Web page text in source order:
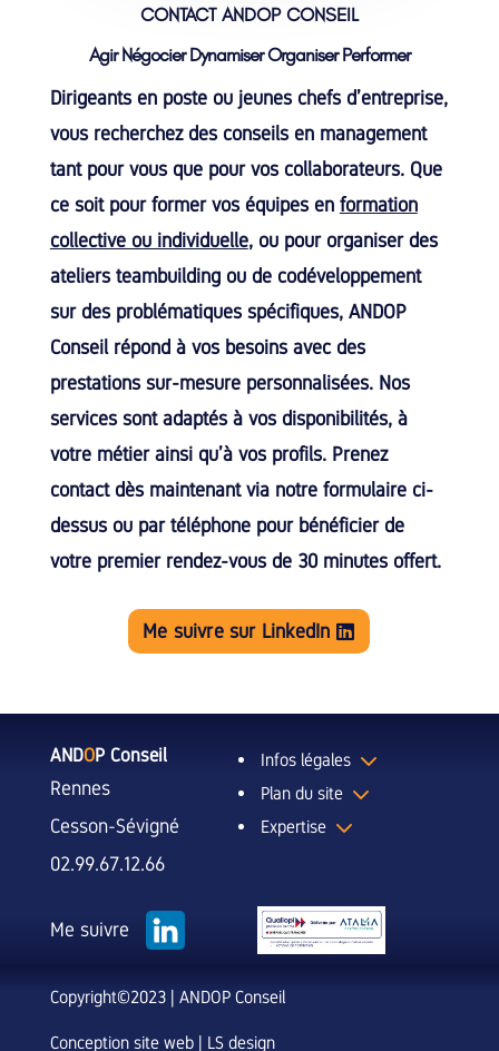
CONTACT ANDOP CONSEIL
Agir Négocier Dynamiser Organiser Performer
Dirigeants en poste ou jeunes chefs d’entreprise,
vous recherchez des conseils en management
tant pour vous que pour vos collaborateurs. Que
ce soit pour former vos équipes en formation
collective ou individuelle, ou pour organiser des
ateliers teambuilding ou de codéveloppement
sur des problématiques spécifiques, ANDOP
Conseil répond à vos besoins avec des
prestations sur-mesure personnalisées. Nos
services sont adaptés à vos disponibilités, à
votre métier ainsi qu’à vos profils. Prenez
contact dès maintenant via notre formulaire ci-
dessus ou par téléphone pour bénéficier de
votre premier rendez-vous de 30 minutes offert.
Me suivre sur LinkedIn
ANDOP Conseil
Rennes
Cesson-Sévigné
02.99.67.12.66
Infos légales 3
Plan du site 3
Expertise 3
Me suivre
Conception site web | LS design
Copyright©2023 | ANDOP Conseil